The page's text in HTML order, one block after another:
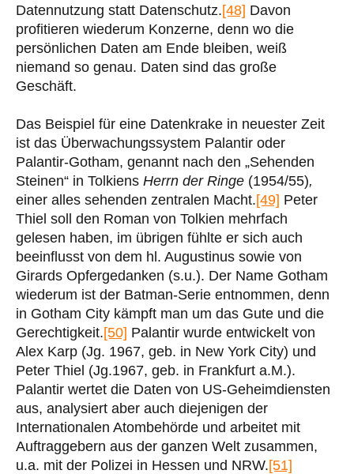
Datennutzung statt Datenschutz.[48] Davon
profitieren wiederum Konzerne, denn wo die
persönlichen Daten am Ende bleiben, weiß
niemand so genau. Daten sind das große
Geschäft.
Das Beispiel für eine Datenkrake in neuester Zeit
ist das Überwachungssystem Palantir oder
Palantir-Gotham, genannt nach den „Sehenden
Steinen“ in Tolkiens Herrn der Ringe (1954/55),
einer alles sehenden zentralen Macht.[49] Peter
Thiel soll den Roman von Tolkien mehrfach
gelesen haben, im übrigen fühlte er sich auch
beeinflusst von dem hl. Augustinus sowie von
Girards Opfergedanken (s.u.). Der Name Gotham
wiederum ist der Batman-Serie entnommen, denn
in Gotham City kämpft man um das Gute und die
Gerechtigkeit.[50] Palantir wurde entwickelt von
Alex Karp (Jg. 1967, geb. in New York City) und
Peter Thiel (Jg.1967, geb. in Frankfurt a.M.).
Palantir wertet die Daten von US-Geheimdiensten
aus, analysiert aber auch diejenigen der
Internationalen Atombehörde und arbeitet mit
Auftraggebern aus der ganzen Welt zusammen,
u.a. mit der Polizei in Hessen und NRW.[51]